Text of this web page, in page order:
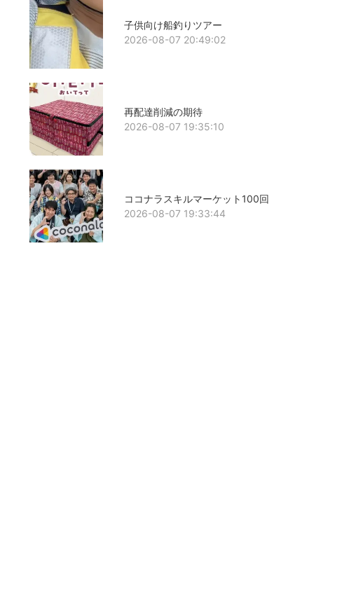
子供向け船釣りツアー
2026-08-07 20:49:02
再配達削減の期待
2026-08-07 19:35:10
ココナラスキルマーケット100回
2026-08-07 19:33:44